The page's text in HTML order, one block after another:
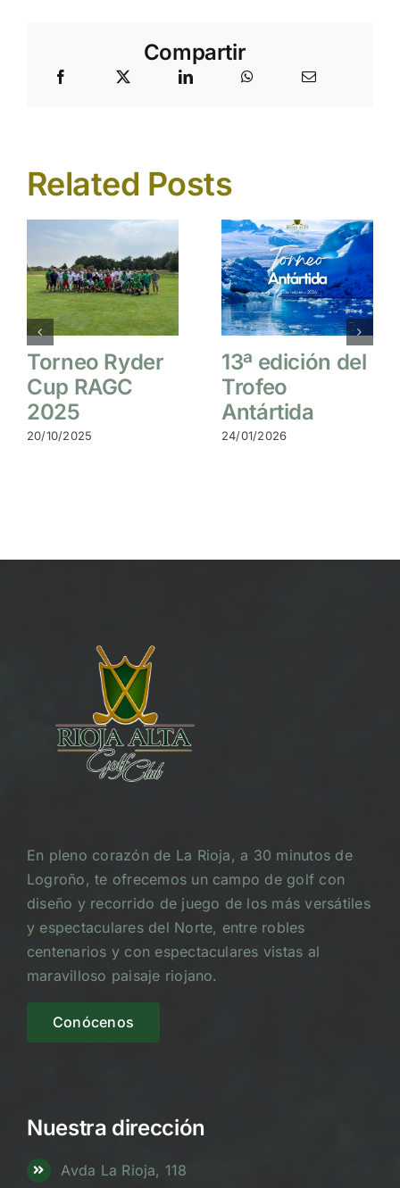
Compartir
Related Posts
Crónica del I
Torneo
Bodegas
Cosme Palacio
Torneo Ryder
Cup RAGC
2025
20/10/2025
En pleno corazón de La Rioja, a 30 minutos de
Logroño, te ofrecemos un campo de golf con
diseño y recorrido de juego de los más versátiles
y espectaculares del Norte, entre robles
centenarios y con espectaculares vistas al